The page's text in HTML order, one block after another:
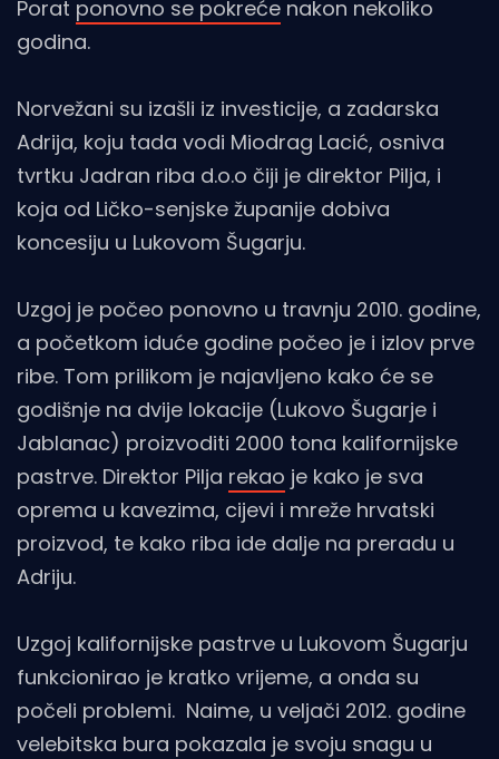
Porat ponovno se pokreće nakon nekoliko
godina.
Norvežani su izašli iz investicije, a zadarska
Adrija, koju tada vodi Miodrag Lacić, osniva
tvrtku Jadran riba d.o.o čiji je direktor Pilja, i
koja od Ličko-senjske županije dobiva
koncesiju u Lukovom Šugarju.
Uzgoj je počeo ponovno u travnju 2010. godine,
a početkom iduće godine počeo je i izlov prve
ribe. Tom prilikom je najavljeno kako će se
godišnje na dvije lokacije (Lukovo Šugarje i
Jablanac) proizvoditi 2000 tona kalifornijske
pastrve. Direktor Pilja rekao je kako je sva
oprema u kavezima, cijevi i mreže hrvatski
proizvod, te kako riba ide dalje na preradu u
Adriju.
Uzgoj kalifornijske pastrve u Lukovom Šugarju
funkcionirao je kratko vrijeme, a onda su
počeli problemi. Naime, u veljači 2012. godine
velebitska bura pokazala je svoju snagu u